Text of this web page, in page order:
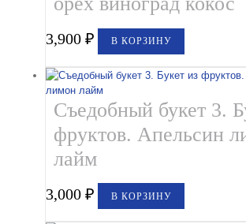
3,900₽ В КОРЗИНУ
Съедобный букет 3.
фруктов. Апельсин
лайм
3,000₽ В КОРЗИНУ